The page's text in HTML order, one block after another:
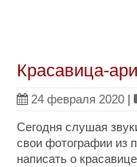
Красавица-
24 февраля 2020 |
Сегодня слушая
свои фотографии из
написать о